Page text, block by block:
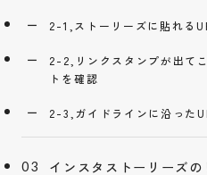
2-1,ストーリーズに貼れる
2-2,リンクスタンプが出て
トを確認
2-3,ガイドラインに沿った
インスタストーリーズ